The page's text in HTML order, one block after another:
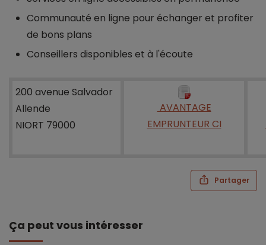
Communauté en ligne pour échanger et profiter
de bons plans
Conseillers disponibles et à l'écoute
200 avenue Salvador
Allende
NIORT 79000
AVANTAGE
EMPRUNTEUR CI
Partager
Ça peut vous intéresser